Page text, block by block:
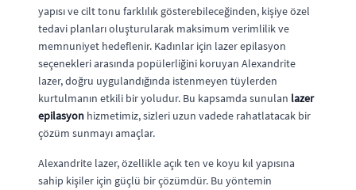
yapısı ve cilt tonu farklılık gösterebileceğinden, kişiye özel
tedavi planları oluşturularak maksimum verimlilik ve
memnuniyet hedeflenir. Kadınlar için lazer epilasyon
seçenekleri arasında popülerliğini koruyan Alexandrite
lazer, doğru uygulandığında istenmeyen tüylerden
kurtulmanın etkili bir yoludur. Bu kapsamda sunulan lazer
epilasyon hizmetimiz, sizleri uzun vadede rahatlatacak bir
çözüm sunmayı amaçlar.
Alexandrite lazer, özellikle açık ten ve koyu kıl yapısına
sahip kişiler için güçlü bir çözümdür. Bu yöntemin